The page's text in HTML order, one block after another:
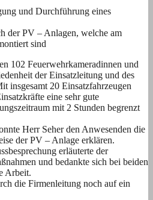
und Durchführung eines
der PV – Anlagen, welche am
sind
102 Feuerwehrkameradinnen und
der Einsatzleitung und des
insgesamt 20 Einsatzfahrzeugen
eine sehr gute
mit 2 Stunden begrenzt
Herr Seher den Anwesenden die
der PV – Anlage erklären.
erläuterte der
und bedankte sich bei beiden
Arbeit.
die Firmenleitung noch auf ein